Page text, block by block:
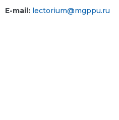
E-mail: lectorium@mgppu.ru